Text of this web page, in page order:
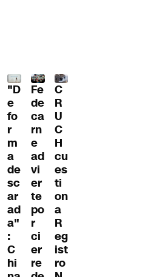
"D
e
fo
r
m
a
de
sc
ar
ad
a"
:
C
hi
Fe
de
ca
rn
e
ad
vi
er
te
po
r
ci
er
re
C
R
U
C
H
cu
es
ti
on
a
R
eg
ist
ro